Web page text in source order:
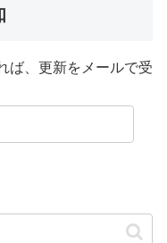
ば、更新をメールで受